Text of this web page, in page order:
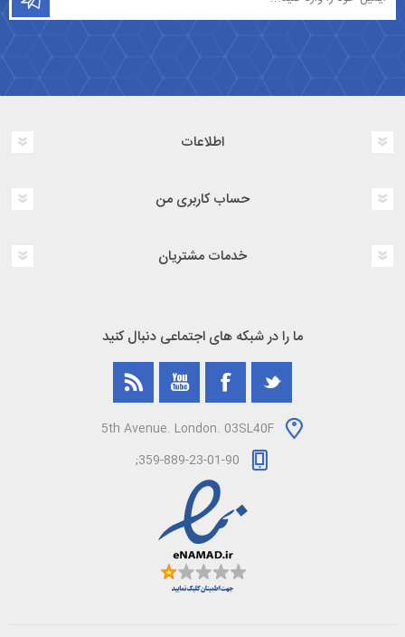
اطلاعات
حساب کاربری من
خدمات مشتریان
ما را در شبکه های اجتماعی دنبال کنید
5th Avenue. London. 03SL40F
359-889-23-01-90;